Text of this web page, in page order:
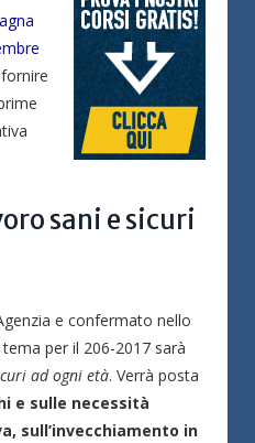
sani e sicuri
e confermato nello
per il 206-2017 sarà
ad ogni età. Verrà posta
e sulle necessità
sull’invecchiamento in